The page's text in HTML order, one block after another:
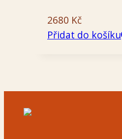
2680 Kč
Přidat do košíku